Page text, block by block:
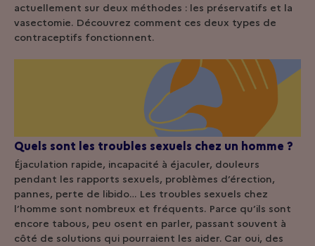
actuellement sur deux méthodes : les préservatifs et la
vasectomie. Découvrez comment ces deux types de
contraceptifs fonctionnent.
Quels sont les troubles sexuels chez un homme ?
Éjaculation rapide, incapacité à éjaculer, douleurs
pendant les rapports sexuels, problèmes d’érection,
pannes, perte de libido… Les troubles sexuels chez
l’homme sont nombreux et fréquents. Parce qu’ils sont
encore tabous, peu osent en parler, passant souvent à
côté de solutions qui pourraient les aider. Car oui, des